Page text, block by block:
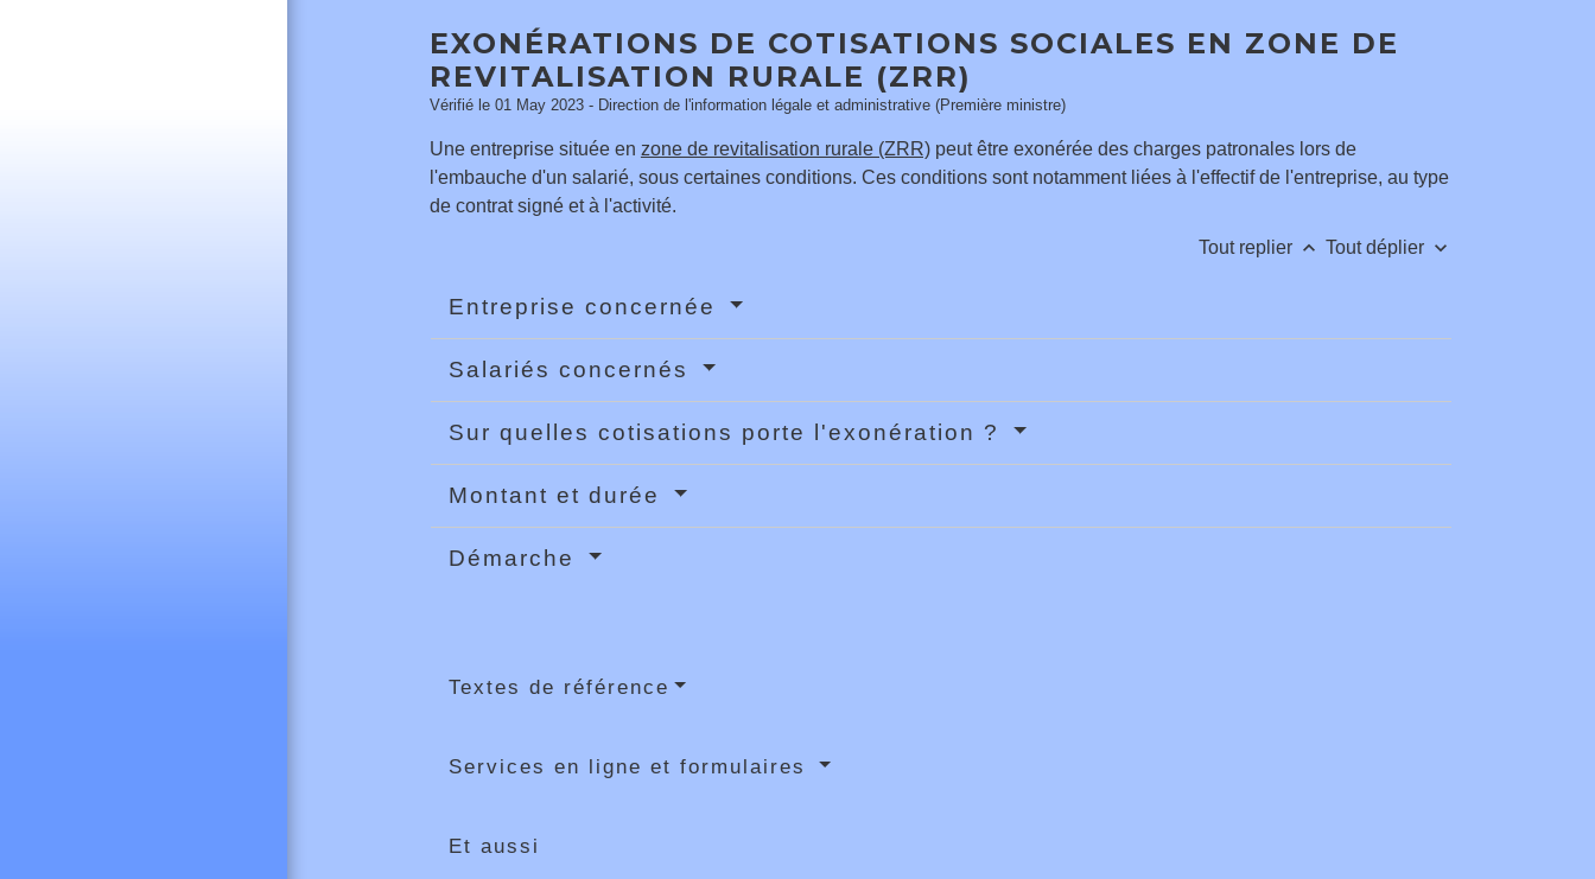
EXONÉRATIONS DE COTISATIONS SOCIALES EN ZONE DE
REVITALISATION RURALE (ZRR)
Vérifié le 01 May 2023 - Direction de l'information légale et administrative (Première ministre)
Une entreprise située en zone de revitalisation rurale (ZRR)peut être exonérée des charges patronales lors de
l'embauche d'un salarié, sous certaines conditions. Ces conditions sont notamment liées à l'effectif de l'entreprise, au type
de contrat signé et à l'activité.
Tout replier keyboard_arrow_up Tout déplier keyboard_arrow_down
Entreprise concernée
Salariés concernés
Sur quelles cotisations porte l'exonération ?
Montant et durée
Démarche
Textes de référence
Services en ligne et formulaires
Et aussi